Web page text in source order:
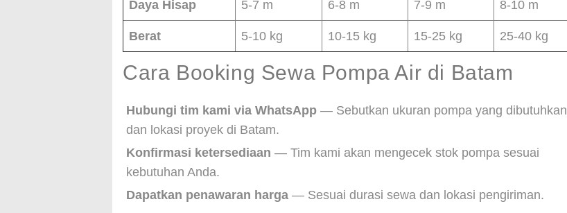
Daya Hisap 5-7 m 6-8 m 7-9 m 8-10 m
Berat 5-10 kg 10-15 kg 15-25 kg 25-40 kg
Cara Booking Sewa Pompa Air di Batam
Hubungi tim kami via WhatsApp — Sebutkan ukuran pompa yang dibutuhkan
dan lokasi proyek di Batam.
Konfirmasi ketersediaan — Tim kami akan mengecek stok pompa sesuai
kebutuhan Anda.
Dapatkan penawaran harga — Sesuai durasi sewa dan lokasi pengiriman.